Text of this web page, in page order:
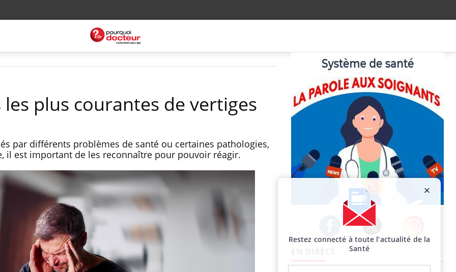
les plus courantes de vertiges
par différents problèmes de santé ou certaines pathologies,
il est important de les reconnaître pour pouvoir réagir.
Facebook Twitter Instagram
Restez connecté à toute l’actualité de la
Santé